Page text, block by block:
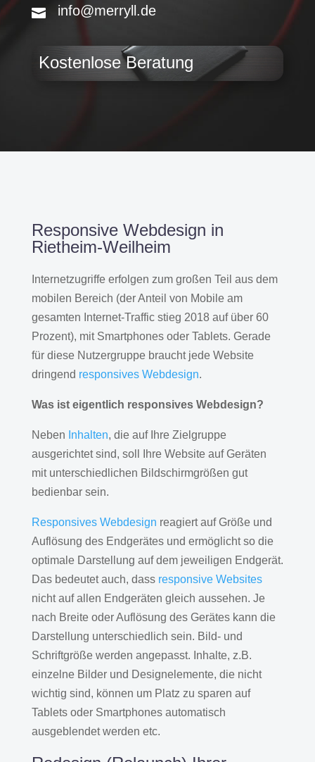
info@merryll.de
Kostenlose Beratung
Responsive Webdesign in
Rietheim-Weilheim
Internetzugriffe erfolgen zum großen Teil aus dem
mobilen Bereich (der Anteil von Mobile am
gesamten Internet-Traffic stieg 2018 auf über 60
Prozent), mit Smartphones oder Tablets. Gerade
für diese Nutzergruppe braucht jede Website
dringend responsives Webdesign.
Was ist eigentlich responsives Webdesign?
Neben Inhalten, die auf Ihre Zielgruppe
ausgerichtet sind, soll Ihre Website auf Geräten
mit unterschiedlichen Bildschirmgrößen gut
bedienbar sein.
Responsives Webdesign reagiert auf Größe und
Auflösung des Endgerätes und ermöglicht so die
optimale Darstellung auf dem jeweiligen Endgerät.
Das bedeutet auch, dass responsive Websites
nicht auf allen Endgeräten gleich aussehen. Je
nach Breite oder Auflösung des Gerätes kann die
Darstellung unterschiedlich sein. Bild- und
Schriftgröße werden angepasst. Inhalte, z.B.
einzelne Bilder und Designelemente, die nicht
wichtig sind, können um Platz zu sparen auf
Tablets oder Smartphones automatisch
ausgeblendet werden etc.